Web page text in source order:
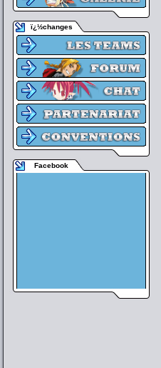
ï¿½changes
Facebook